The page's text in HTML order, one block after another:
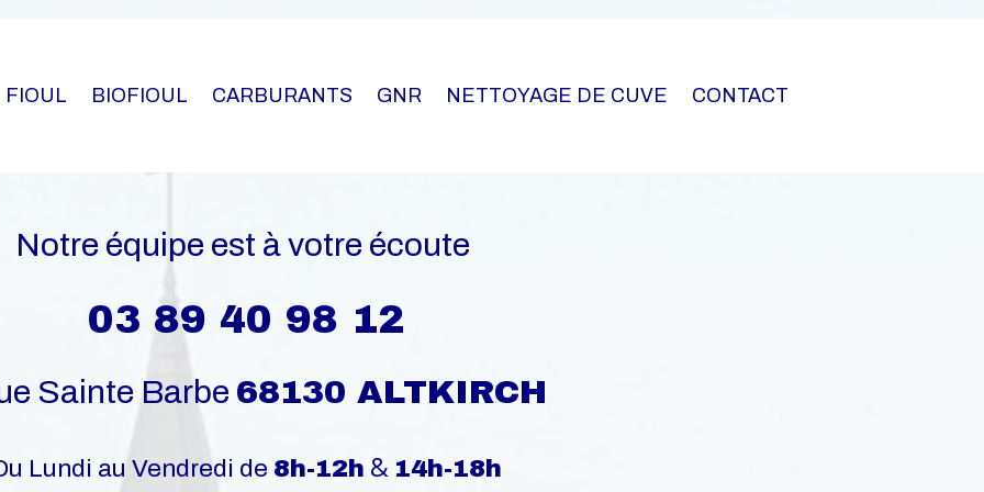
FIOUL BIOFIOUL CARBURANTS GNR NETTOYAGE DE CUVE CONTACT
Notre équipe est à votre écoute
03 89 40 98 12
Sainte Barbe 68130 ALTKIRCH
Lundi au Vendredi de 8h-12h & 14h-18h